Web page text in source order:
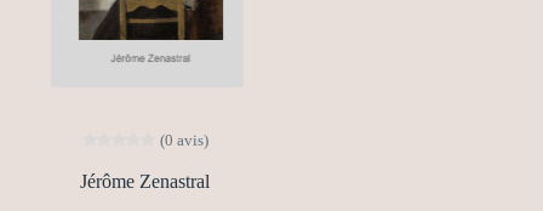
(0 avis)
Jérôme Zenastral